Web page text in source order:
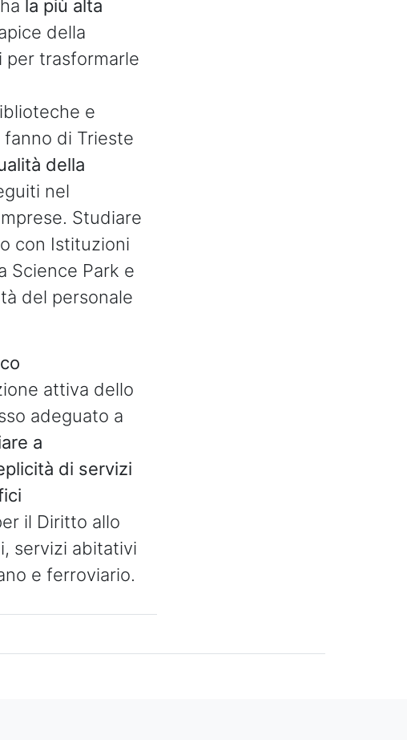
la più alta
della
per trasformarle
e
fanno di Trieste
della
nel
Studiare
con Istituzioni
Science Park e
del personale
attiva dello
adeguato a
a
di servizi
il Diritto allo
servizi abitativi
e ferroviario.